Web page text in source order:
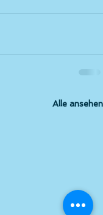
Alle ansehen